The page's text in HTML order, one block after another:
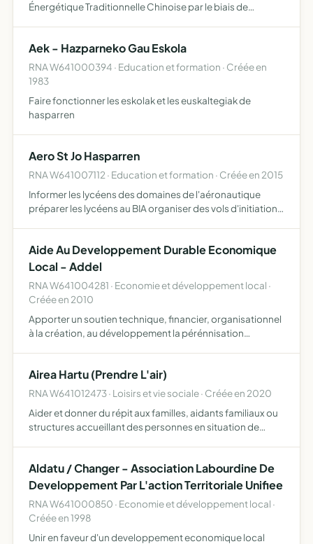
Énergétique Traditionnelle Chinoise par le biais de
manifestations …
Aek - Hazparneko Gau Eskola
RNA W641000394 · Education et formation · Créée en
1983
Faire fonctionner les eskolak et les euskaltegiak de
hasparren
Aero St Jo Hasparren
RNA W641007112 · Education et formation · Créée en 2015
Informer les lycéens des domaines de l'aéronautique
préparer les lycéens au BIA organiser des vols d'initiation
Aide Au Developpement Durable Economique
Local - Addel
RNA W641004281 · Economie et développement local ·
Créée en 2010
Apporter un soutien technique, financier, organisationnel
à la création, au développement la pérénnisation
Airea Hartu (Prendre L'air)
RNA W641012473 · Loisirs et vie sociale · Créée en 2020
Aider et donner du répit aux familles, aidants familiaux ou
structures accueillant des personnes en situation de
Aldatu / Changer - Association Labourdine De
Developpement Par L'action Territoriale Unifiee
RNA W641000850 · Economie et développement local ·
Créée en 1998
Unir en faveur d'un developpement economique local